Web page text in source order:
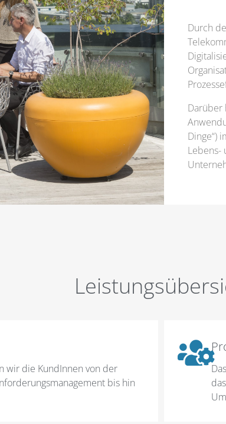
Durch
Darüber
Dinge“)
Lebens-
wir die KundInnen von der
bis hin